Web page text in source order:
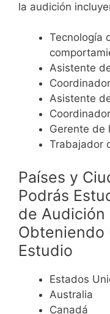
la audición
Tecnología
Asistente
Asistente
Gerente de
Trabajador
Países y
Podrás
de Audición
Obteniendo
Estudio
Estados
Australia
Canadá